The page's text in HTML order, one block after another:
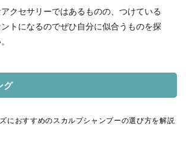
クセサリーではあるものの、つけている
トになるのでぜひ自分に似合うものを探
グ
におすすめのスカルプシャンプーの選び方を解説